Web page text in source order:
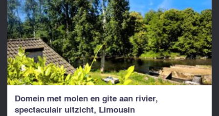
Domein met molen en gite aan rivier,
spectaculair uitzicht, Limousin